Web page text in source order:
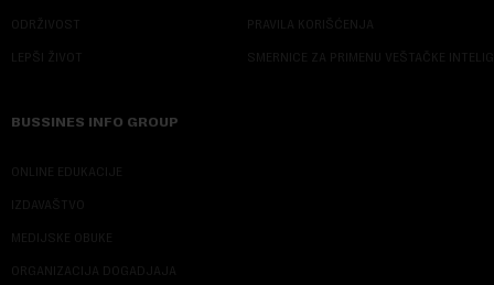
ODRŽIVOST
LEPŠI ŽIVOT
PRAVILA KORIŠĆENJA
SMERNICE ZA PRIMENU VEŠTAČKE
BUSSINES INFO GROUP
ONLINE EDUKACIJE
IZDAVAŠTVO
MEDIJSKE OBUKE
ORGANIZACIJA DOGADJAJA